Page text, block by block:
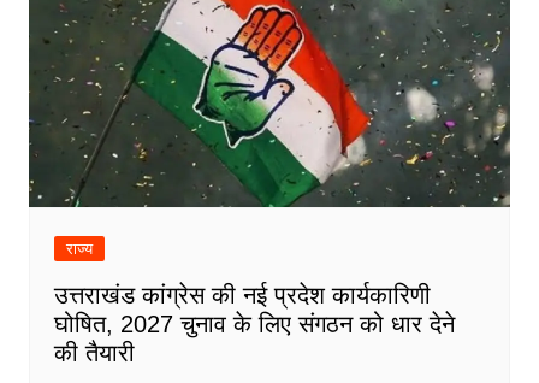
राज्य
उत्तराखंड कांग्रेस की नई प्रदेश कार्यकारिणी
घोषित, 2027 चुनाव के लिए संगठन को धार देने
की तैयारी